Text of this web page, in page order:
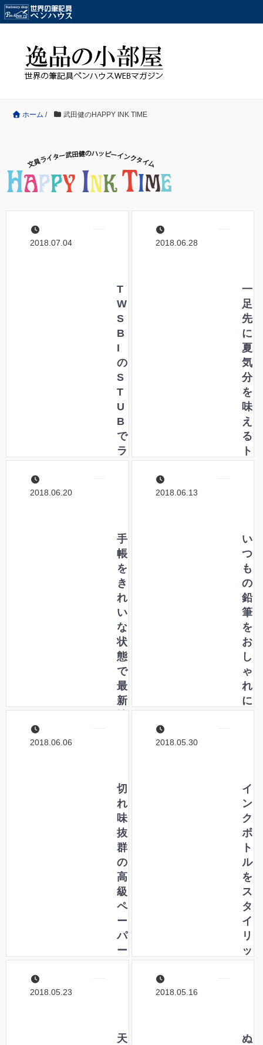
ホーム / 武田健のHAPPY INK TIME
2018.07.04
T
W
S
B
I
の
S
T
U
B
で
ラ
楽
し
も
う
！
2018.06.28
一
足
先
に
夏
気
分
を
味
え
る
ト
ボ
ー
ル
ペ
ン
2018.06.20
手
帳
を
き
れ
い
な
状
態
で
最
新
ア
イ
テ
ム
「
パ
イ
ロ
ッ
ト
フ
リ
2018.06.13
い
つ
も
の
鉛
筆
を
お
し
ゃ
れ
に
さ
せ
る
ア
イ
テ
ム
2018.06.06
切
れ
味
抜
群
の
高
級
ペ
ー
パ
ー
き
2018.05.30
イ
ン
ク
ボ
ト
ル
を
ス
タ
イ
リ
ッ
う
2018.05.23
天
2018.05.16
ぬ